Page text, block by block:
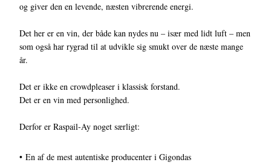
og giver den en levende, næsten vibrerende energi.
Det her er en vin, der både kan nydes nu – især med lidt luft – men
som også har rygrad til at udvikle sig smukt over de næste mange
år.
Det er ikke en crowdpleaser i klassisk forstand.
Det er en vin med personlighed.
Derfor er Raspail-Ay noget særligt:
• En af de mest autentiske producenter i Gigondas